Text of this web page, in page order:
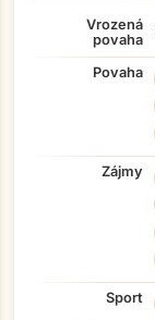
Vrozená
povaha
Povaha
Zájmy
Sport